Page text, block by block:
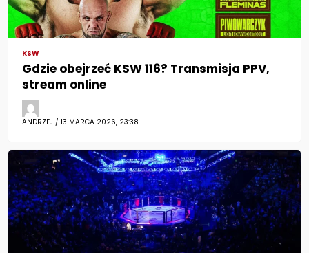
KSW
Gdzie obejrzeć KSW 116? Transmisja PPV,
stream online
ANDRZEJ / 13 MARCA 2026, 23:38